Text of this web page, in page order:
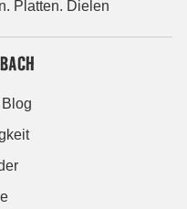
Platten. Dielen